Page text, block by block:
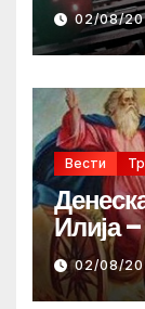
02/08/
Вести
Илија
02/08/